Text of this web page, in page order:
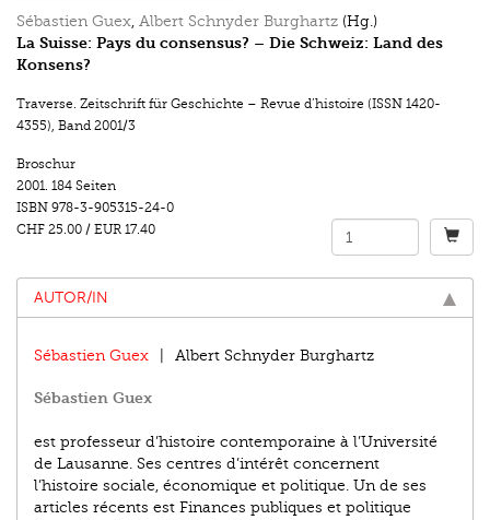
Sébastien Guex, Albert Schnyder Burghartz (Hg.)
La Suisse: Pays du consensus? – Die Schweiz: Land des
Konsens?
Traverse. Zeitschrift für Geschichte – Revue d’histoire (ISSN 1420-
4355), Band 2001/3
Broschur
2001. 184 Seiten
ISBN 978-3-905315-24-0
CHF 25.00 / EUR 17.40
AUTOR/IN
Sébastien Guex Albert Schnyder Burghartz
Sébastien Guex
est professeur d’histoire contemporaine à l’Université
de Lausanne. Ses centres d’intérêt concernent
l’histoire sociale, économique et politique. Un de ses
articles récents est Finances publiques et politique